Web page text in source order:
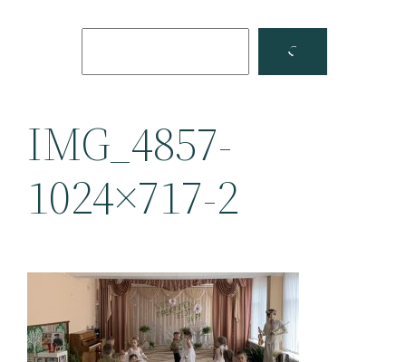
Facebook
IMG_4857-
1024×717-2